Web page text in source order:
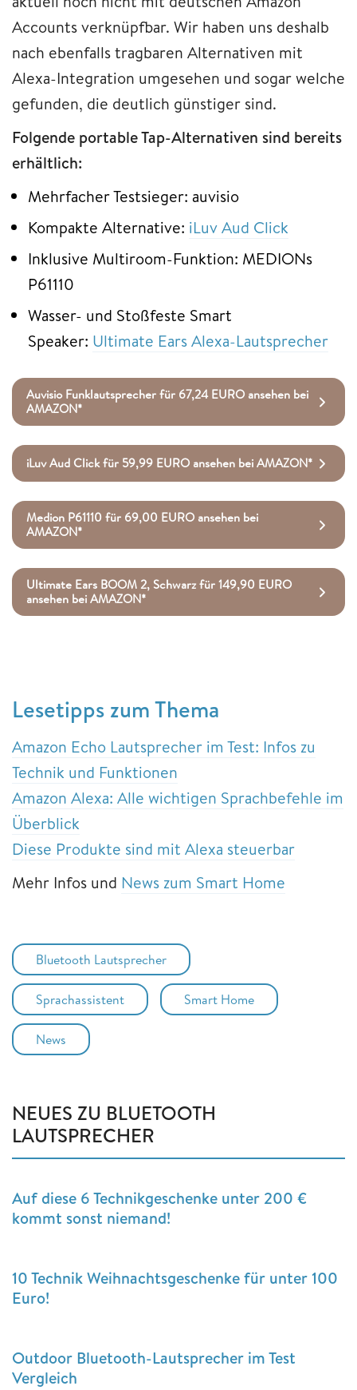
Accounts verknüpfbar. Wir haben uns deshalb
nach ebenfalls tragbaren Alternativen mit
Alexa-Integration umgesehen und sogar welche
gefunden, die deutlich günstiger sind.
Folgende portable Tap-Alternativen sind bereits
erhältlich:
Mehrfacher Testsieger: auvisio
Kompakte Alternative: iLuv Aud Click
Inklusive Multiroom-Funktion: MEDIONs
P61110
Wasser- und Stoßfeste Smart
Speaker: Ultimate Ears Alexa-Lautsprecher
Auvisio Funklautsprecher für 67,24 EURO ansehen bei
AMAZON*
iLuv Aud Click für 59,99 EURO ansehen bei AMAZON*
Medion P61110 für 69,00 EURO ansehen bei
AMAZON*
Ultimate Ears BOOM 2, Schwarz für 149,90 EURO
ansehen bei AMAZON*
Lesetipps zum Thema
Amazon Echo Lautsprecher im Test: Infos zu
Technik und Funktionen
Amazon Alexa: Alle wichtigen Sprachbefehle im
Überblick
Diese Produkte sind mit Alexa steuerbar
Mehr Infos und News zum Smart Home
Bluetooth Lautsprecher
Sprachassistent Smart Home
News
NEUES ZU BLUETOOTH
LAUTSPRECHER
Auf diese 6 Technikgeschenke unter 200 €
kommt sonst niemand!
10 Technik Weihnachtsgeschenke für unter 100
Euro!
Outdoor Bluetooth-Lautsprecher im Test
Vergleich